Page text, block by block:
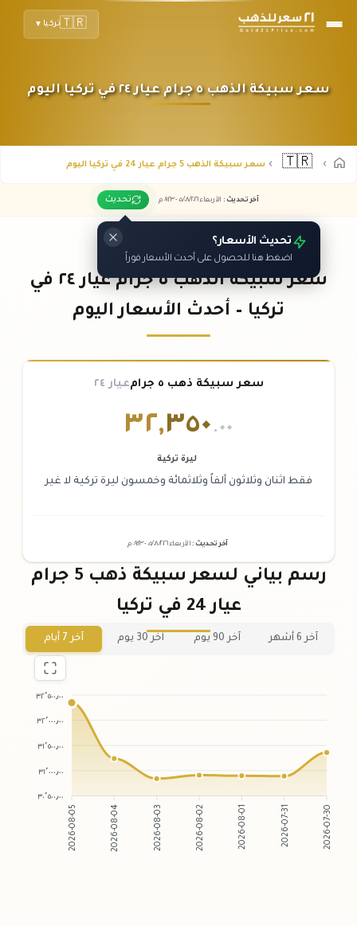
🇹🇷تركيا ▼
سعر سبيكة الذهب ٥ جرام عيار ٢٤ في تركيا اليوم
🇹🇷 سعر سبيكة الذهب 5 جرام عيار 24 في تركيا اليوم
آخر تحديث : الأربعاء ٠٥ /٠٨/٢٠٢٦ - ٠٩:٢٣ م تحديث
تحديث الأسعار؟
اضغط هنا للحصول على أحدث الأسعار فوراً
سعر سبيكة الذهب ٥ جرام عيار ٢٤ في
تركيا – أحدث الأسعار اليوم
سعر سبيكة ذهب ٥ جرام عيار ٢٤
٣٢,٣٥٠ .٠٠
ليرة تركية
فقط اثنان وثلاثون ألفاً وثلاثمائة وخمسون ليرة تركية لا غير
آخر تحديث : الأربعاء ٠٥ /٠٨/٢٠٢٦ - ٠٩:٢٣م
رسم بياني لسعر سبيكة ذهب 5 جرام
عيار 24 في تركيا
آخر 6 أشهر آخر 90 يوم آخر 30 يوم آخر 7 أيام
٣٢٬٥٠٠٫٠٠
٣٢٬٠٠٠٫٠٠
٣١٬٥٠٠٫٠٠
٣١٬٠٠٠٫٠٠
٣٠٬٥٠٠٫٠٠
2026-08-05 2026-08-04 2026-08-03 2026-08-02 2026-08-01 2026-07-31 2026-07-30